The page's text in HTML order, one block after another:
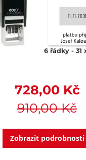
6 řádky 31
728,00 Kč
910,00 Kč
Zobrazit podrobnosti